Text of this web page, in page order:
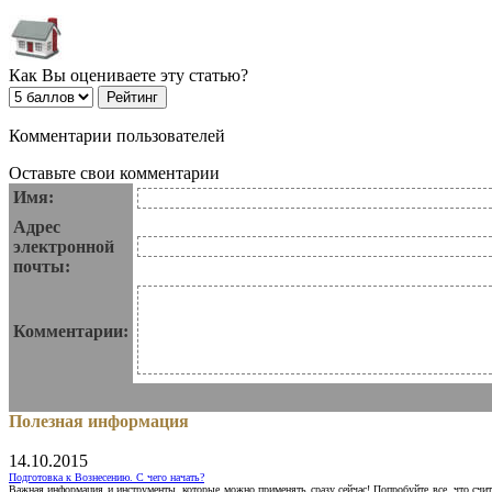
Как Вы оцениваете эту статью?
Комментарии пользователей
Оставьте свои комментарии
Имя:
Адрес
электронной
почты:
Комментарии:
Полезная информация
14.10.2015
Подготовка к Вознесению. С чего начать?
Важная информация и инструменты, которые можно применять сразу сейчас! Попробуйте все, что